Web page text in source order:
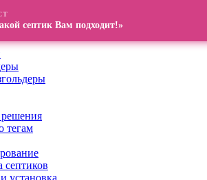
тегам
септиков
установка
септик Вам подходит!»